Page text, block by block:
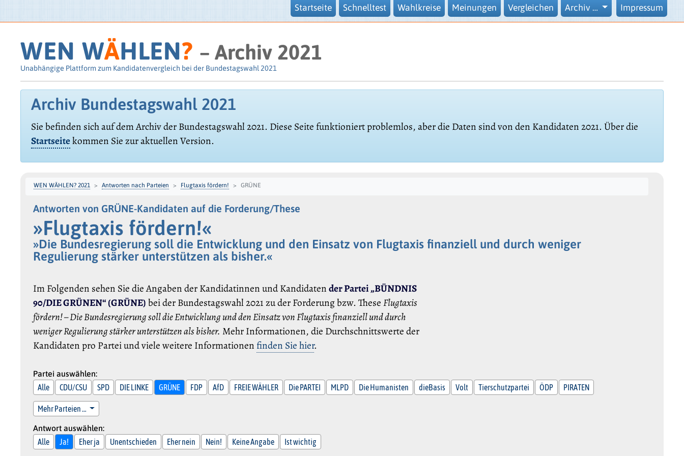
Startseite Schnelltest Wahlkreise Meinungen Vergleichen Archiv … Impressum
WEN WÄHLEN? – Archiv 2021
Unabhängige Plattform zum Kandidatenvergleich bei der Bundestagswahl 2021
Archiv Bundestagswahl 2021
Sie befinden sich auf dem Archiv der Bundestagswahl 2021. Diese Seite funktioniert problemlos, aber die Daten sind von den Kandidaten 2021. Über die
Startseitekommen Sie zur aktuellen Version.
WEN WÄHLEN? 2021 Antworten nach Parteien Flugtaxis fördern! GRÜNE
Antworten von GRÜNE-Kandidaten auf die Forderung/These
»Flugtaxis fördern!«
»Die Bundesregierung soll die Entwicklung und den Einsatz von Flugtaxis finanziell und durch weniger
Regulierung stärker unterstützen als bisher.«
Im Folgenden sehen Sie die Angaben der Kandidatinnen und Kandidatender Partei „BÜNDNIS
90/DIE GRÜNEN“ (GRÜNE)bei der Bundestagswahl 2021 zu der Forderung bzw. TheseFlugtaxis
fördern! – Die Bundesregierung soll die Entwicklung und den Einsatz von Flugtaxis finanziell und durch
weniger Regulierung stärker unterstützen als bisher. Mehr Informationen, die Durchschnittswerte der
Kandidaten pro Partei und viele weitere Informationen finden Sie hier.
Partei auswählen:
Alle
CDU/CSU SPD DIE LINKE GRÜNE FDP AfD FREIE WÄHLER Die PARTEI MLPD Die Humanisten dieBasis Volt Tierschutzpartei ÖDP PIRATEN
Mehr Parteien …
Antwort auswählen:
Alle
Ja! Eher ja Unentschieden Eher nein Nein! Keine Angabe Ist wichtig